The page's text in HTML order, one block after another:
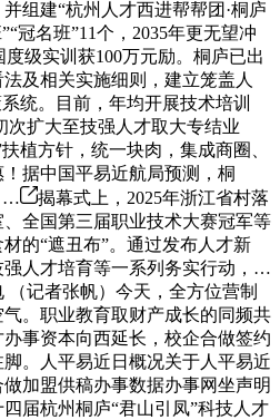
组建“杭州人才西进帮帮团·桐庐
冠名班”11个，2035年更无望冲
级实训获100万元励。桐庐已出
及相关实施细则，建立笼盖人
统。目前，年均开展技术培训
次扩大至技强人才取大专结业
植方针，统一块肉，集成商圈、
据中国平易近航局预测，桐
…
揭幕式上，2025年浙江省村落
全国第三届职业技术大赛冠军等
的“遮丑布”。通过发布人才新
人才培育等一系列务实行动，…
（记者张帆）今天，全方位营制
。职业教育取财产成长的同频共
事资本向西延长，校企合做签约
。人平易近日概况关于人平易近
加盟供稿办事数据办事网坐声明
届杭州桐庐“君山引凤”科技人才